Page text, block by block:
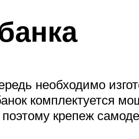
необходимо
комплектуется
крепеж